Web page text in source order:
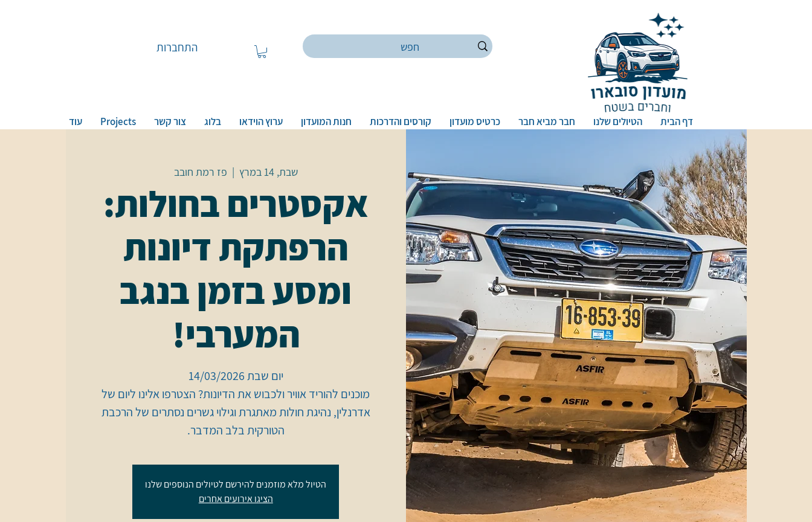
התחברות
דף הבית הטיולים שלנו חבר מביא חבר כרטיס מועדון קורסים והדרכות חנות המועדון ערוץ הוידאו בלוג צור קשר Projects עוד
שבת, 14 במרץ
  |
פז רמת חובב
אקסטרים בחולות:
הרפתקת דיונות
ומסע בזמן בנגב
המערבי!
מוכנים להוריד אוויר ולכבוש את הדיונות? הצטרפו אלינו ליום של
אדרנלין, נהיגת חולות מאתגרת וגילוי גשרים נסתרים של הרכבת
הטורקית בלב המדבר.
הטיול מלא מוזמנים להירשם לטיולים הנוספים שלנו
הציגו אירועים אחרים